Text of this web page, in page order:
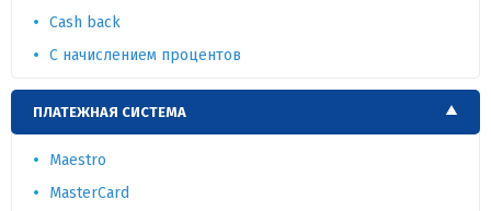
Cash back
С начислением процентов
ПЛАТЕЖНАЯ СИСТЕМА
Maestro
MasterCard